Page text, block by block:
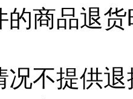
的商品退
况不提供